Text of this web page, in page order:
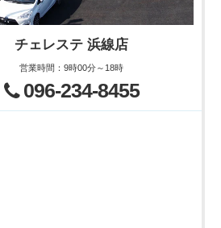
チェレステ 浜線店
営業時間 ：9時00分～18時
096-234-8455